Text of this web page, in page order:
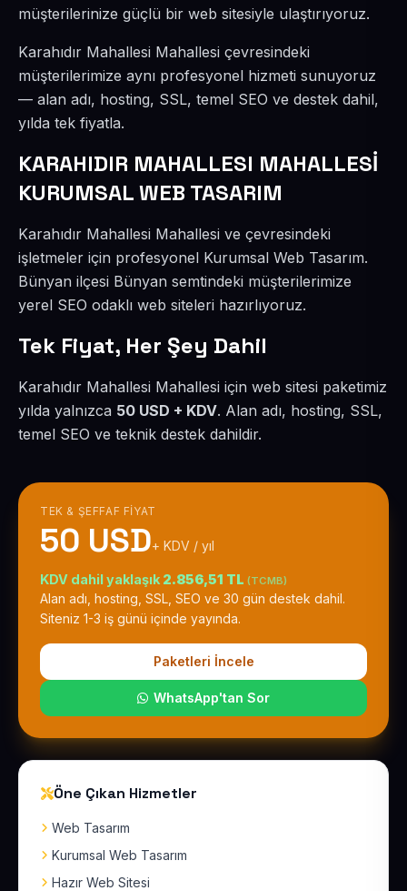
müşterilerinize güçlü bir web sitesiyle ulaştırıyoruz.
Karahıdır Mahallesi Mahallesi çevresindeki
müşterilerimize aynı profesyonel hizmeti sunuyoruz
— alan adı, hosting, SSL, temel SEO ve destek dahil,
yılda tek fiyatla.
KARAHIDIR MAHALLESI MAHALLESİ
KURUMSAL WEB TASARIM
Karahıdır Mahallesi Mahallesi ve çevresindeki
işletmeler için profesyonel Kurumsal Web Tasarım.
Bünyan ilçesi Bünyan semtindeki müşterilerimize
yerel SEO odaklı web siteleri hazırlıyoruz.
Tek Fiyat, Her Şey Dahil
Karahıdır Mahallesi Mahallesi için web sitesi paketimiz
yılda yalnızca 50 USD + KDV. Alan adı, hosting, SSL,
temel SEO ve teknik destek dahildir.
TEK & ŞEFFAF FIYAT
50 USD+ KDV / yıl
KDV dahil yaklaşık 2.856,51 TL (TCMB)
Alan adı, hosting, SSL, SEO ve 30 gün destek dahil.
Siteniz 1-3 iş günü içinde yayında.
Paketleri İncele
WhatsApp'tan Sor
Öne Çıkan Hizmetler
Web Tasarım
Kurumsal Web Tasarım
Hazır Web Sitesi